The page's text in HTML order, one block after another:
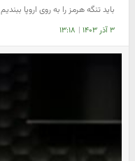
باید تنگه هرمز را به روی اروپا ببندیم
۳ آذر ۱۴۰۳ | ۱۳:۱۸